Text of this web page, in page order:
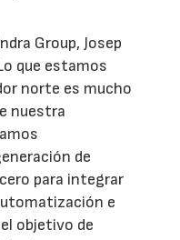
Group, Josep
que estamos
norte es mucho
nuestra
de
para integrar
e
objetivo de